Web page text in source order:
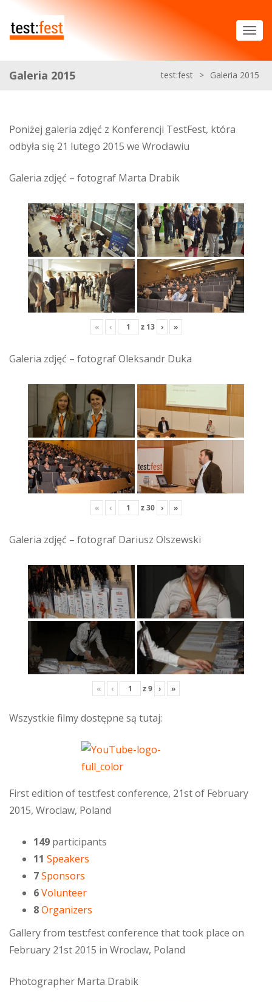
Galeria 2015 test:fest > Galeria 2015
Poniżej galeria zdjęć z Konferencji TestFest, która
odbyła się 21 lutego 2015 we Wrocławiu
Galeria zdjęć – fotograf Marta Drabik
« ‹ z 13 › »
Galeria zdjęć – fotograf Oleksandr Duka
« ‹ z30 › »
Galeria zdjęć – fotograf Dariusz Olszewski
« ‹ z9 › »
Wszystkie filmy dostępne są tutaj:
First edition of test:fest conference, 21st of February
2015, Wroclaw, Poland
149 participants
11 Speakers
7Sponsors
6Volunteer
8Organizers
Gallery from test:fest conference that took place on
February 21st 2015 in Wroclaw, Poland
Photographer Marta Drabik